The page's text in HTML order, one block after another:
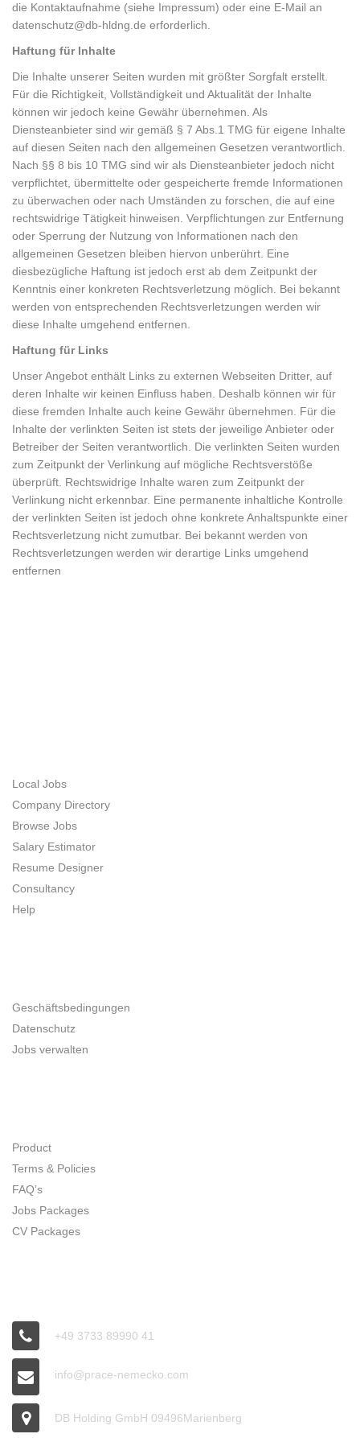
die Kontaktaufnahme (siehe Impressum) oder eine E-Mail an
datenschutz@db-hldng.de erforderlich.
Haftung für Inhalte
Die Inhalte unserer Seiten wurden mit größter Sorgfalt erstellt.
Für die Richtigkeit, Vollständigkeit und Aktualität der Inhalte
können wir jedoch keine Gewähr übernehmen. Als
Diensteanbieter sind wir gemäß § 7 Abs.1 TMG für eigene Inhalte
auf diesen Seiten nach den allgemeinen Gesetzen verantwortlich.
Nach §§ 8 bis 10 TMG sind wir als Diensteanbieter jedoch nicht
verpflichtet, übermittelte oder gespeicherte fremde Informationen
zu überwachen oder nach Umständen zu forschen, die auf eine
rechtswidrige Tätigkeit hinweisen. Verpflichtungen zur Entfernung
oder Sperrung der Nutzung von Informationen nach den
allgemeinen Gesetzen bleiben hiervon unberührt. Eine
diesbezügliche Haftung ist jedoch erst ab dem Zeitpunkt der
Kenntnis einer konkreten Rechtsverletzung möglich. Bei bekannt
werden von entsprechenden Rechtsverletzungen werden wir
diese Inhalte umgehend entfernen.
Haftung für Links
Unser Angebot enthält Links zu externen Webseiten Dritter, auf
deren Inhalte wir keinen Einfluss haben. Deshalb können wir für
diese fremden Inhalte auch keine Gewähr übernehmen. Für die
Inhalte der verlinkten Seiten ist stets der jeweilige Anbieter oder
Betreiber der Seiten verantwortlich. Die verlinkten Seiten wurden
zum Zeitpunkt der Verlinkung auf mögliche Rechtsverstöße
überprüft. Rechtswidrige Inhalte waren zum Zeitpunkt der
Verlinkung nicht erkennbar. Eine permanente inhaltliche Kontrolle
der verlinkten Seiten ist jedoch ohne konkrete Anhaltspunkte einer
Rechtsverletzung nicht zumutbar. Bei bekannt werden von
Rechtsverletzungen werden wir derartige Links umgehend
entfernen
Local Jobs
Company Directory
Browse Jobs
Salary Estimator
Resume Designer
Consultancy
Help
Geschäftsbedingungen
Datenschutz
Jobs verwalten
Product
Terms & Policies
FAQ’s
Jobs Packages
CV Packages
+49 3733 89990 41
info@prace-nemecko.com
DB Holding GmbH 09496Marienberg